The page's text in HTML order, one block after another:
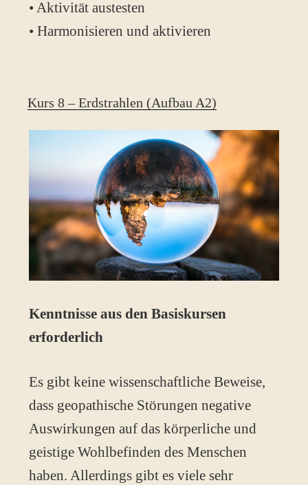
• Aktivität austesten
• Harmonisieren und aktivieren
Kurs 8 – Erdstrahlen (Aufbau A2)
Kenntnisse aus den Basiskursen
erforderlich
Es gibt keine wissenschaftliche Beweise,
dass geopathische Störungen negative
Auswirkungen auf das körperliche und
geistige Wohlbefinden des Menschen
haben. Allerdings gibt es viele sehr